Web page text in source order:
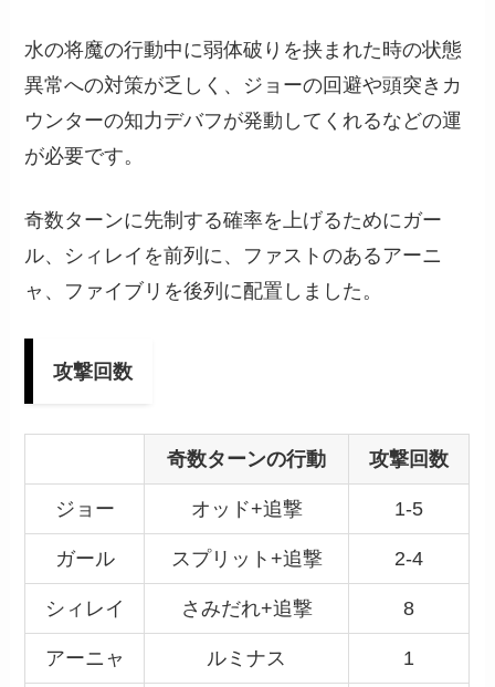
水の将魔の行動中に弱体破りを挟まれた時の状態
異常への対策が乏しく、ジョーの回避や頭突きカ
ウンターの知力デバフが発動してくれるなどの運
が必要です。
奇数ターンに先制する確率を上げるためにガー
ル、シィレイを前列に、ファストのあるアーニ
ャ、ファイブリを後列に配置しました。
攻撃回数
奇数ターンの行動 攻撃回数
ジョー オッド+追撃 1-5
ガール スプリット+追撃 2-4
シィレイ さみだれ+追撃 8
アーニャ ルミナス 1